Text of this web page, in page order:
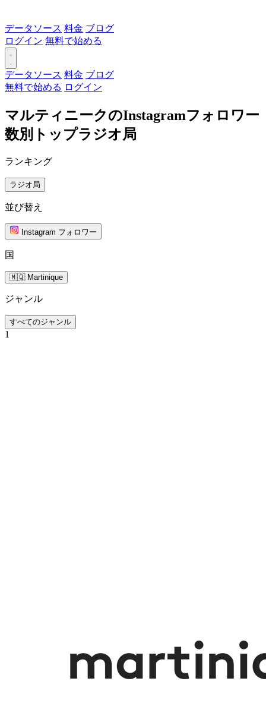
データソース 料金 ブログ
ログイン 無料で始める
データソース 料金 ブログ
無料で始める ログイン
マルティニークのInstagramフォロワー
数別トップラジオ局
ランキング
ラジオ局
並び替え
Instagram フォロワー
国
🇲🇶 Martinique
ジャンル
すべてのジャンル
1